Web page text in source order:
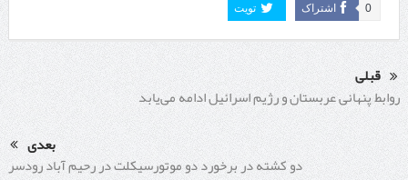
رئیس سازمان راهداری:
مرز چیلات دهلران می‌تواند مکمل مرز بین‌المللی مهران شود
اشتراک 0 تویت
قبلی
روابط پنهانی عربستان و رژیم اسرائیل ادامه می‌یابد
بعدی
دو کشته در برخورد دو موتورسیکلت در رحیم آباد رودسر